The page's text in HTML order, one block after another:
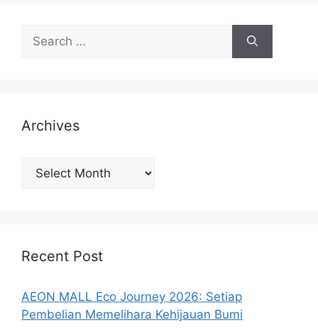
for:
Archives
Archives
Recent Post
AEON MALL Eco Journey 2026: Setiap
Pembelian Memelihara Kehijauan Bumi